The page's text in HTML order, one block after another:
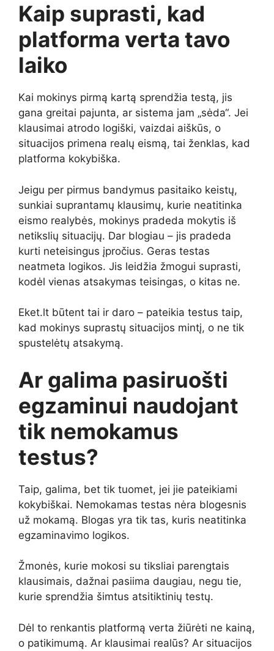
Kaip suprasti, kad
platforma verta tavo
laiko
Kai mokinys pirmą kartą sprendžia testą, jis
gana greitai pajunta, ar sistema jam „sėda“. Jei
klausimai atrodo logiški, vaizdai aiškūs, o
situacijos primena realų eismą, tai ženklas, kad
platforma kokybiška.
Jeigu per pirmus bandymus pasitaiko keistų,
sunkiai suprantamų klausimų, kurie neatitinka
eismo realybės, mokinys pradeda mokytis iš
netikslių situacijų. Dar blogiau – jis pradeda
kurti neteisingus įpročius. Geras testas
neatmeta logikos. Jis leidžia žmogui suprasti,
kodėl vienas atsakymas teisingas, o kitas ne.
Eket.lt būtent tai ir daro – pateikia testus taip,
kad mokinys suprastų situacijos mintį, o ne tik
spustelėtų atsakymą.
Ar galima pasiruošti
egzaminui naudojant
tik nemokamus
testus?
Taip, galima, bet tik tuomet, jei jie pateikiami
kokybiškai. Nemokamas testas nėra blogesnis
už mokamą. Blogas yra tik tas, kuris neatitinka
egzaminavimo logikos.
Žmonės, kurie mokosi su tiksliai parengtais
klausimais, dažnai pasiima daugiau, negu tie,
kurie sprendžia šimtus atsitiktinių testų.
Dėl to renkantis platformą verta žiūrėti ne kainą,
o patikimumą. Ar klausimai realūs? Ar situacijos